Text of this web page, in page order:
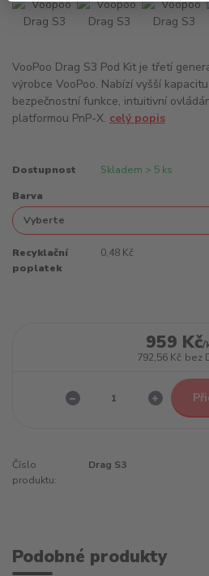
VooPoo Drag S3 Pod Kit je třetí
výrobce VooPoo. Nabízí vyšší
bezpečnostní funkce, intuitivní
platformou PnP-X. celý popis
Dostupnost Skladem > 5 ks
Barva
Recyklační
poplatek
0,48 Kč
959 Kč/
792,56 Kč bez
Číslo
produktu:
Drag S3
Podobné produkty